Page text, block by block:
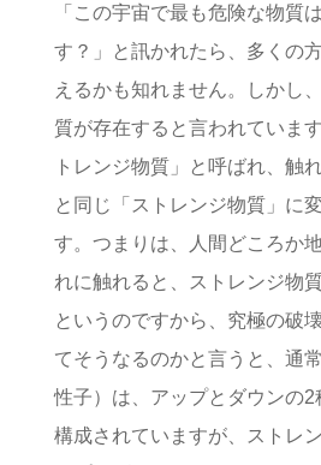
「この宇宙で最も危険な物質
す？」と訊かれたら、多くの
えるかも知れません。しかし
質が存在すると言われていま
トレンジ物質」と呼ばれ、触
と同じ「ストレンジ物質」に
す。つまりは、人間どころか
れに触れると、ストレンジ物
というのですから、究極の破
てそうなるのかと言うと、通
性子）は、アップとダウンの
構成されていますが、ストレ